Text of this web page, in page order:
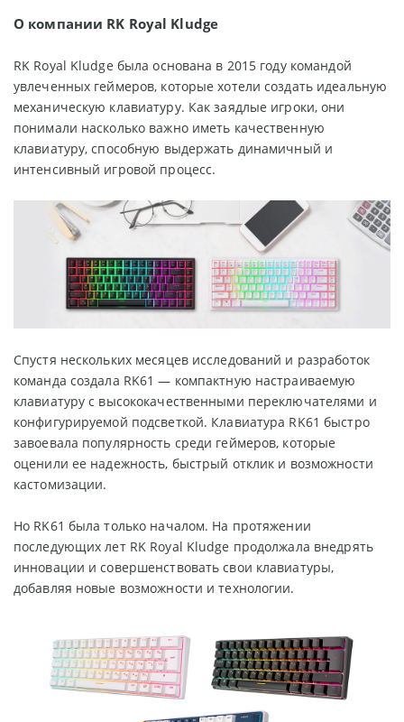
О компании RK Royal Kludge
RK Royal Kludge была основана в 2015 году командой
увлеченных геймеров, которые хотели создать идеальную
механическую клавиатуру. Как заядлые игроки, они
понимали насколько важно иметь качественную
клавиатуру, способную выдержать динамичный и
интенсивный игровой процесс.
Спустя нескольких месяцев исследований и разработок
команда создала RK61 — компактную настраиваемую
клавиатуру с высококачественными переключателями и
конфигурируемой подсветкой. Клавиатура RK61 быстро
завоевала популярность среди геймеров, которые
оценили ее надежность, быстрый отклик и возможности
кастомизации.
Но RK61 была только началом. На протяжении
последующих лет RK Royal Kludge продолжала внедрять
инновации и совершенствовать свои клавиатуры,
добавляя новые возможности и технологии.